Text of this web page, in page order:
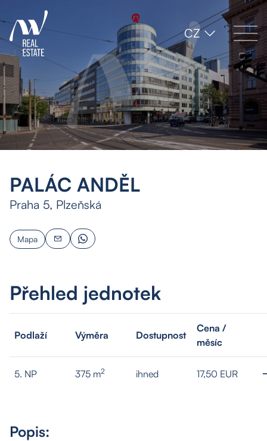
CZ
PALÁC ANDĚL
Praha 5, Plzeňská
Mapa
Přehled jednotek
Podlaží Výměra Dostupnost
Cena /
měsíc
5. NP 375 m2 ihned 17,50 EUR
Popis: